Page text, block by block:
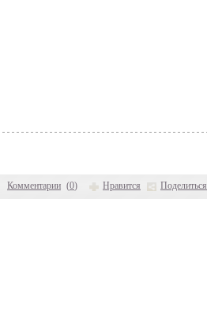
Комментарии (0) Нравится Поделиться